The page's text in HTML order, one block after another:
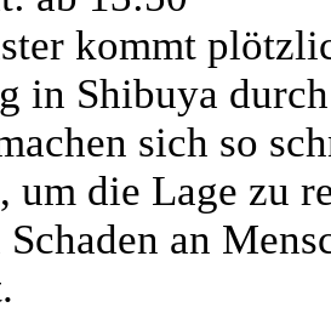
kommt
in Shibuya
sich so
um die Lage zu
an